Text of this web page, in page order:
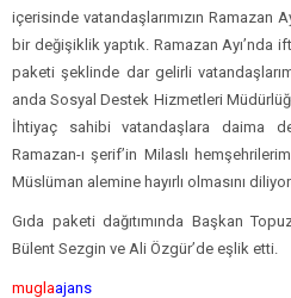
içerisinde vatandaşlarımızın Ramazan
bir değişiklik yaptık. Ramazan Ayı’nda
paketi şeklinde dar gelirli
anda Sosyal Destek Hizmetleri
İhtiyaç sahibi vatandaşlara daima
Ramazan-ı şerif’in Milaslı
Müslüman alemine hayırlı olmasını
Gıda paketi dağıtımında Başkan
Bülent Sezgin ve Ali Özgür’de eşlik etti.
muglaajans